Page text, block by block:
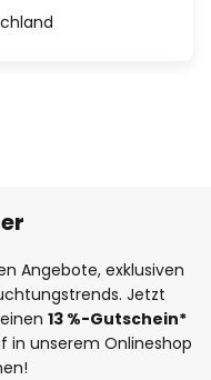
Angebote, exklusiven
Jetzt
13 %-Gutschein*
in unserem Onlineshop